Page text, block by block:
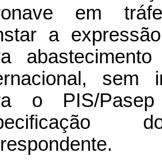
em
a
sem
o PIS/